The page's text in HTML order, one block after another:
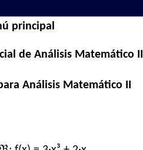
principal
de Análisis Matemático II
Análisis Matemático II